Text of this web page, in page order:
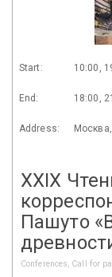
Start: 10:00,
End: 18:00,
Address:
XXIХ
Пашуто
Conferences, Call for